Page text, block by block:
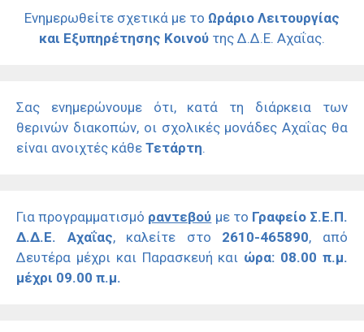
Ενημερωθείτε σχετικά με το Ωράριο Λειτουργίας
και Εξυπηρέτησης Κοινού της Δ.Δ.Ε. Αχαΐας.
Σας ενημερώνουμε ότι, κατά τη διάρκεια των
θερινών διακοπών, οι σχολικές μονάδες Αχαΐας θα
είναι ανοιχτές κάθε Τετάρτη.
Για προγραμματισμό ραντεβού με το Γραφείο Σ.Ε.Π.
Δ.Δ.Ε. Αχαΐας, καλείτε στο 2610-465890, από
Δευτέρα μέχρι και Παρασκευή και ώρα: 08.00 π.μ.
μέχρι 09.00 π.μ.